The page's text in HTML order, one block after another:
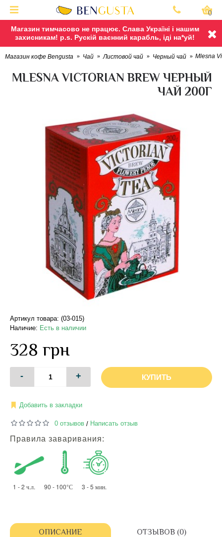
Магазин тимчасово не працює. Слава Україні і нашим
захисникам! p.s. Рускій ваєнний карабль, іді на*уй!
0
Магазин кофе Bengusta Чай Листовой чай Черный чай Mlesna
MLESNA VICTORIAN BREW ЧЕРНЫЙ
ЧАЙ 200Г
Артикул товара: (03-015)
Наличие: Есть в наличии
328 грн
- + КУПИТЬ
Добавить в закладки
0 отзывов / Написать отзыв
Правила заваривания:
1 - 2 ч.л. 90 - 100°С 3 - 5 мин.
ОПИСАНИЕ ОТЗЫВОВ (0)